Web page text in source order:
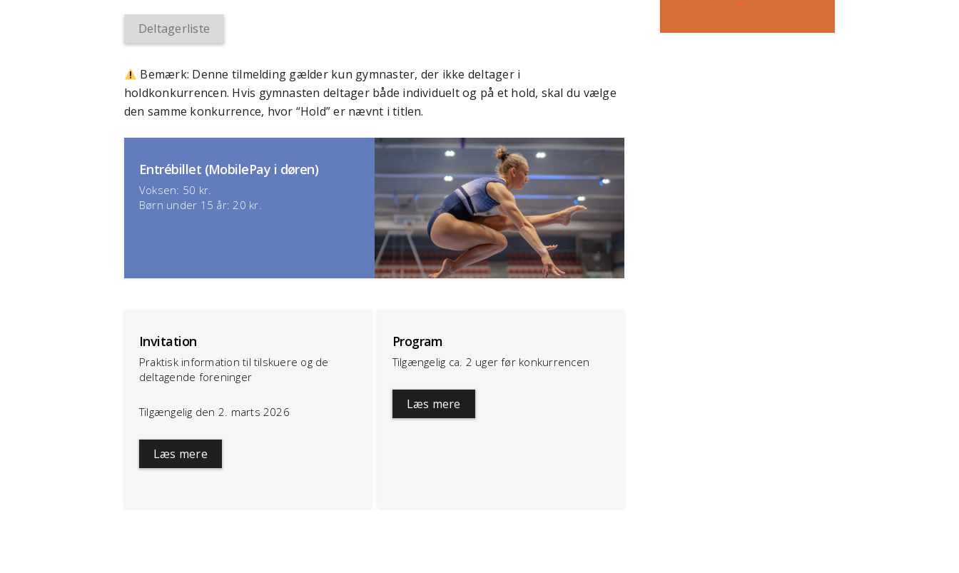
Deltagerliste
Bemærk: Denne tilmelding gælder kun gymnaster, der ikke deltager i
holdkonkurrencen. Hvis gymnasten deltager både individuelt og på et hold, skal du vælge
den samme konkurrence, hvor “Hold” er nævnt i titlen.
Entrébillet (MobilePay i døren)
Voksen: 50 kr.
Børn under 15 år: 20 kr.
Invitation
Praktisk information til tilskuere og de
deltagende foreninger
Tilgængelig den 2. marts 2026
Læs mere
Program
Tilgængelig ca. 2 uger før konkurrencen
Læs mere